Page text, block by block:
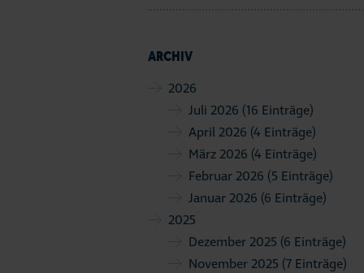
ARCHIV
2026
Juli 2026 (16 Einträge)
April 2026 (4 Einträge)
März 2026 (4 Einträge)
Februar 2026 (5 Einträge)
Januar 2026 (6 Einträge)
2025
Dezember 2025 (6 Einträge)
November 2025 (7 Einträge)